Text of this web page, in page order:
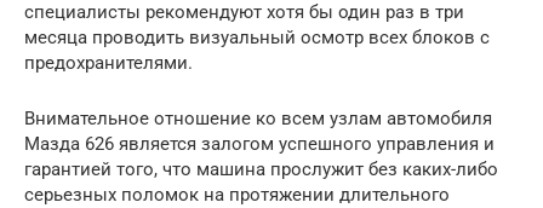
специалисты рекомендуют хотя бы один раз в три
месяца проводить визуальный осмотр всех блоков с
предохранителями.
Внимательное отношение ко всем узлам автомобиля
Мазда 626 является залогом успешного управления и
гарантией того, что машина прослужит без каких-либо
серьезных поломок на протяжении длительного